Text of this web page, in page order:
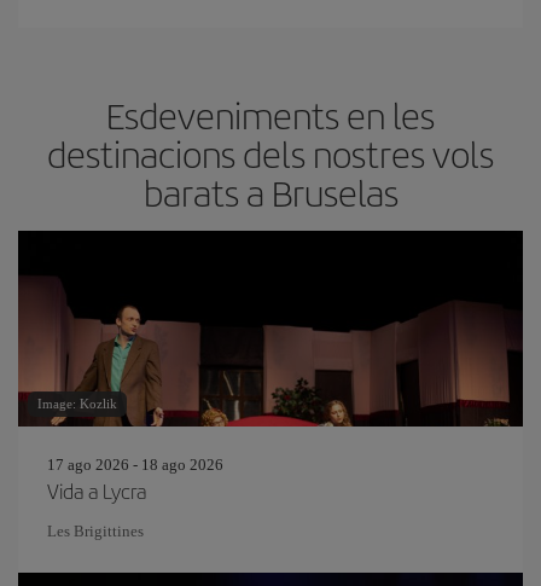
Esdeveniments en les
destinacions dels nostres vols
barats a Bruselas
Image: Kozlik
17 ago 2026 - 18 ago 2026
Vida a Lycra
Les Brigittines